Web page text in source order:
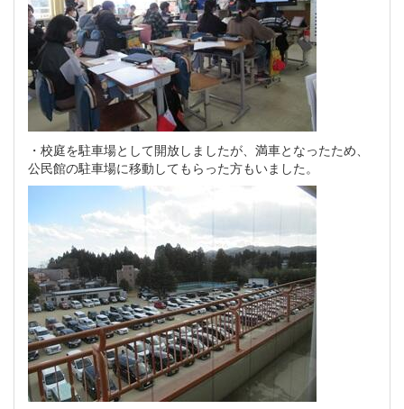
・校庭を駐車場として開放しましたが、満車となったため、
公民館の駐車場に移動してもらった方もいました。